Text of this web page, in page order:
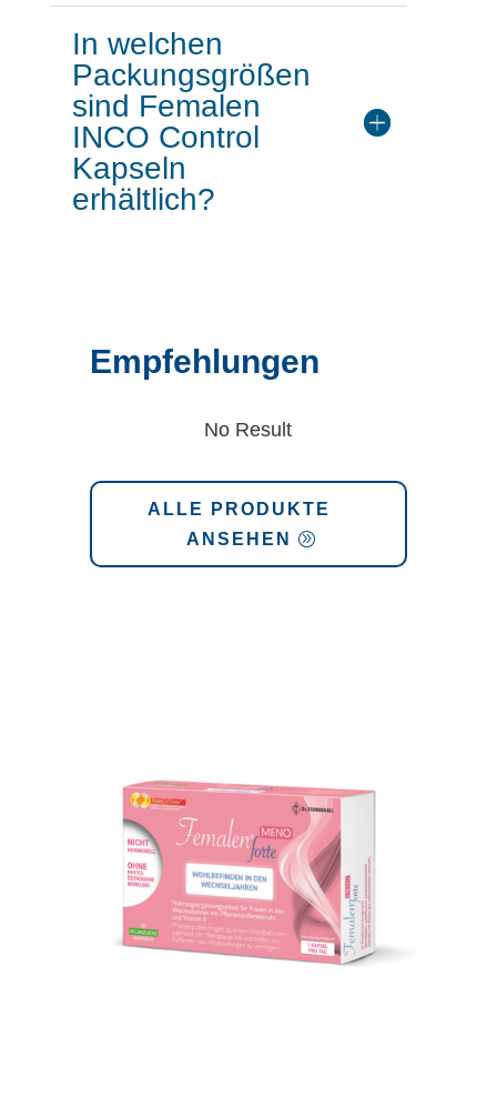
In welchen
Packungsgrößen
sind Femalen
INCO Control
Kapseln
erhältlich?
Empfehlungen
No Result
ALLE PRODUKTE
ANSEHEN